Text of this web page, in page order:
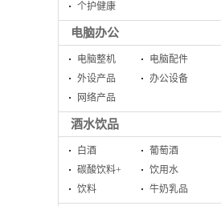
个护健康
电脑办公
电脑整机
电脑配件
外设产品
办公设备
网络产品
酒水饮品
白酒
葡萄酒
碳酸饮料+
饮用水
饮料
牛奶乳品